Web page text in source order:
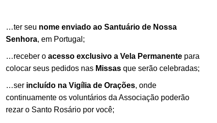
…ter seu nome enviado ao Santuário de Nossa
Senhora, em Portugal;
…receber o acesso exclusivo a Vela Permanente para
colocar seus pedidos nas Missas que serão celebradas;
…ser incluído na Vigília de Orações, onde
continuamente os voluntários da Associação poderão
rezar o Santo Rosário por você;